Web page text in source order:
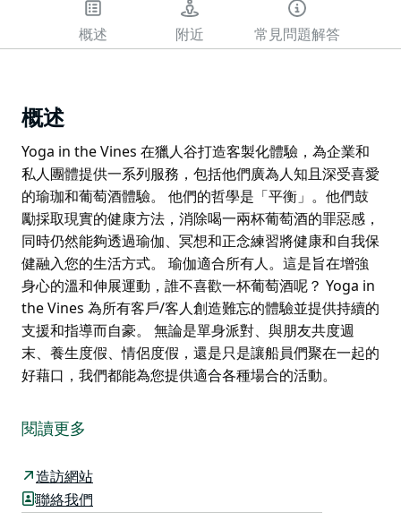
概述 附近 常見問題解答
概述
Yoga in the Vines 在獵人谷打造客製化體驗，為企業和
私人團體提供一系列服務，包括他們廣為人知且深受喜愛
的瑜珈和葡萄酒體驗。 他們的哲學是「平衡」。他們鼓
勵採取現實的健康方法，消除喝一兩杯葡萄酒的罪惡感，
同時仍然能夠透過瑜伽、冥想和正念練習將健康和自我保
健融入您的生活方式。 瑜伽適合所有人。這是旨在增強
身心的溫和伸展運動，誰不喜歡一杯葡萄酒呢？ Yoga in
the Vines 為所有客戶/客人創造難忘的體驗並提供持續的
支援和指導而自豪。 無論是單身派對、與朋友共度週
末、養生度假、情侶度假，還是只是讓船員們聚在一起的
好藉口，我們都能為您提供適合各種場合的活動。
私人團體提供一系列服務，包括他們廣為人知且深受喜愛
的瑜珈和葡萄酒體驗。
他們的哲學是「平衡」。他們鼓勵採取現實的健康方法，
消除喝一兩杯葡萄酒的罪惡感，同時仍然能夠透過瑜伽、
冥想和正念練習將健康和自我保健融入您的生活方式。
閱讀更多
造訪網站
聯絡我們